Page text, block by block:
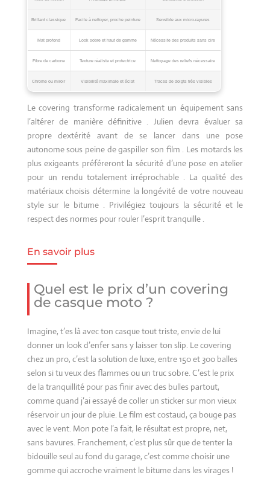
Brillant classique Facile à nettoyer, proche peinture Sensible aux micro-rayures
Mat profond Look sobre et haut de gamme Nécessite des produits sans cire
Fibre de carbone Texture réaliste et protectrice Nettoyage des reliefs nécessaire
Chrome ou miroir Visibilité maximale et éclat Traces de doigts très visibles
Le covering transforme radicalement un équipement sans
l’altérer de manière définitive . Julien devra évaluer sa
propre dextérité avant de se lancer dans une pose
autonome sous peine de gaspiller son film . Les motards les
plus exigeants préféreront la sécurité d’une pose en atelier
pour un rendu totalement irréprochable . La qualité des
matériaux choisis détermine la longévité de votre nouveau
style sur le bitume . Privilégiez toujours la sécurité et le
respect des normes pour rouler l’esprit tranquille .
En savoir plus
Quel est le prix d’un covering
de casque moto ?
Imagine, t’es là avec ton casque tout triste, envie de lui
donner un look d’enfer sans y laisser ton slip. Le covering
chez un pro, c’est la solution de luxe, entre 150 et 300 balles
selon si tu veux des flammes ou un truc sobre. C’est le prix
de la tranquillité pour pas finir avec des bulles partout,
comme quand j’ai essayé de coller un sticker sur mon vieux
réservoir un jour de pluie. Le film est costaud, ça bouge pas
avec le vent. Mon pote l’a fait, le résultat est propre, net,
sans bavures. Franchement, c’est plus sûr que de tenter la
bidouille seul au fond du garage, c’est comme choisir une
gomme qui accroche vraiment le bitume dans les virages !